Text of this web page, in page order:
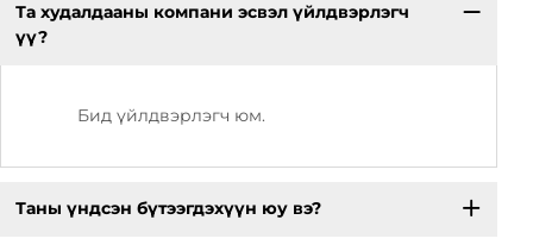
Та худалдааны компани эсвэл үйлдвэрлэгч
үү?
Бид үйлдвэрлэгч юм.
Таны үндсэн бүтээгдэхүүн юу вэ?